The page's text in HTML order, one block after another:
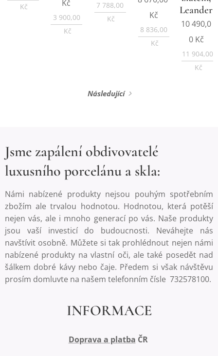
Kč Kč
3 900,00
Kč
7 788,00
Kč
Kč
8 836,00
Kč
Leander
10 490,0
0Kč
11 904,00
Kč
Následující
Jsme zapálení obdivovatelé
luxusního porcelánu a skla:
Námi nabízené produkty nejsou pouhým spotřebním
zbožím ale trvalou hodnotou. Hodnotou, která potěší
nejen vás, ale i mnoho generací po vás. Naše produkty
jsou vaší investicí do budoucnosti. Neváhejte nás
navštívit osobně. Můžete si tak prohlédnout nejen námi
nabízené produkty na vlastní oči, ale také posedět nad
šálkem dobré kávy nebo čaje. Předem si však návštěvu
prosím domluvte na našem telefonním čísle 732578100.
INFORMACE
Doprava a platba ČR